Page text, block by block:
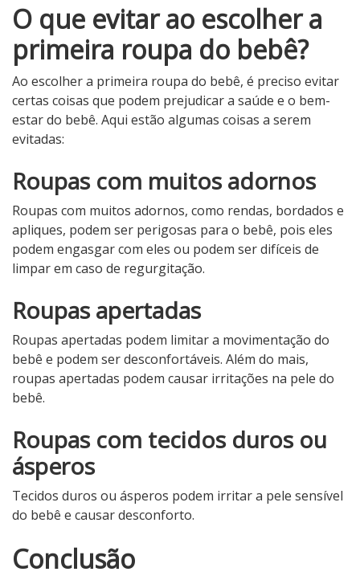
O que evitar ao escolher a
primeira roupa do bebê?
Ao escolher a primeira roupa do bebê, é preciso evitar
certas coisas que podem prejudicar a saúde e o bem-
estar do bebê. Aqui estão algumas coisas a serem
evitadas:
Roupas com muitos adornos
Roupas com muitos adornos, como rendas, bordados e
apliques, podem ser perigosas para o bebê, pois eles
podem engasgar com eles ou podem ser difíceis de
limpar em caso de regurgitação.
Roupas apertadas
Roupas apertadas podem limitar a movimentação do
bebê e podem ser desconfortáveis. Além do mais,
roupas apertadas podem causar irritações na pele do
bebê.
Roupas com tecidos duros ou
ásperos
Tecidos duros ou ásperos podem irritar a pele sensível
do bebê e causar desconforto.
Conclusão